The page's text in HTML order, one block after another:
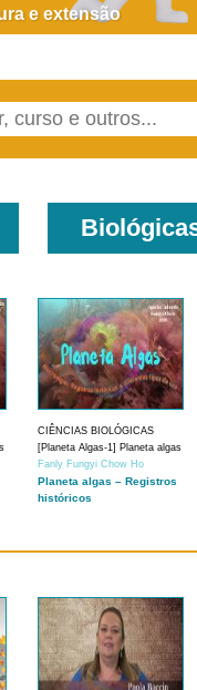
Dire, fare,
e extensão
CIÊNCIAS BIOLÓGICAS
[Planeta Algas-1] Planeta algas
Fanly Fungyi Chow Ho
Planeta algas – Registros
históricos